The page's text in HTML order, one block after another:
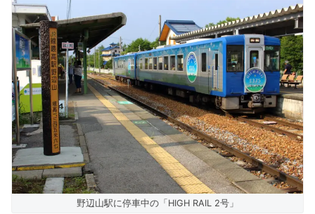
野辺山駅に停車中の「HIGH RAIL 2号」